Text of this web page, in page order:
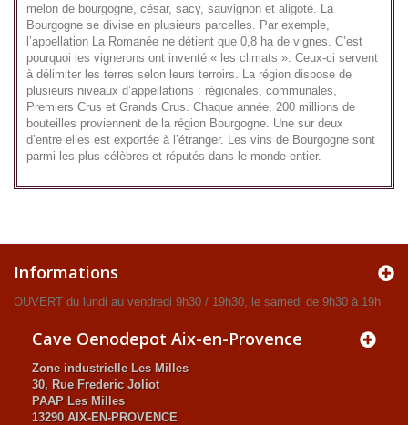
melon de bourgogne, césar, sacy, sauvignon et aligoté. La
Bourgogne se divise en plusieurs parcelles. Par exemple,
l’appellation La Romanée ne détient que 0,8 ha de vignes. C’est
pourquoi les vignerons ont inventé « les climats ». Ceux-ci servent
à délimiter les terres selon leurs terroirs. La région dispose de
plusieurs niveaux d’appellations : régionales, communales,
Premiers Crus et Grands Crus. Chaque année, 200 millions de
bouteilles proviennent de la région Bourgogne. Une sur deux
d’entre elles est exportée à l’étranger. Les vins de Bourgogne sont
parmi les plus célèbres et réputés dans le monde entier.
Informations
OUVERT du lundi au vendredi 9h30 / 19h30, le samedi de 9h30 à 19h
Cave Oenodepot Aix-en-Provence
Zone industrielle Les Milles
30, Rue Frederic Joliot
PAAP Les Milles
13290 AIX-EN-PROVENCE